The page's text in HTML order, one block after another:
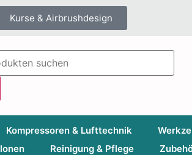
Kurse & Airbrushdesign
Kompressoren & Lufttechnik
Reinigung & Pflege